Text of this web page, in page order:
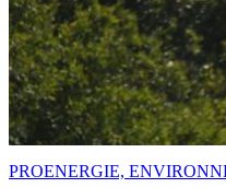
PROENERGIE,